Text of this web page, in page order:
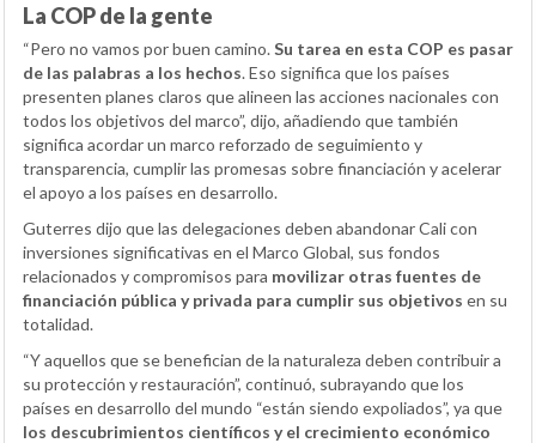
La COP de la gente
“Pero no vamos por buen camino.Su tarea en esta COP es pasar
de las palabras a los hechos. Eso significa que los países
presenten planes claros que alineen las acciones nacionales con
todos los objetivos del marco”, dijo, añadiendo que también
significa acordar un marco reforzado de seguimiento y
transparencia, cumplir las promesas sobre financiación y acelerar
el apoyo a los países en desarrollo.
Guterres dijo que las delegaciones deben abandonar Cali con
inversiones significativas en el Marco Global, sus fondos
relacionados y compromisos para movilizar otras fuentes de
financiación pública y privada para cumplir sus objetivos en su
totalidad.
“Y aquellos que se benefician de la naturaleza deben contribuir a
su protección y restauración”, continuó, subrayando que los
países en desarrollo del mundo “están siendo expoliados”, ya que
los descubrimientos científicos y el crecimiento económico